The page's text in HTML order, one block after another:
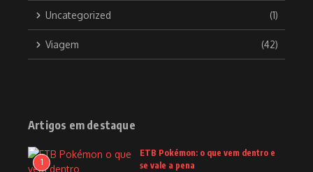
Uncategorized (1)
Viagem (42)
Artigos em destaque
1
ETB Pokémon: o que vem dentro e
se vale a pena